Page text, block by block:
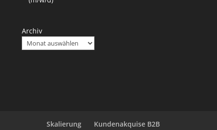
Archiv
Skalierung Kundenakquise B2B